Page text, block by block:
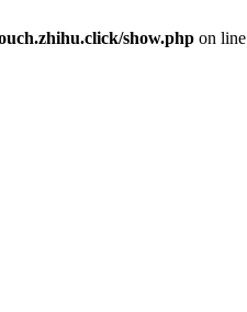
show.php on line